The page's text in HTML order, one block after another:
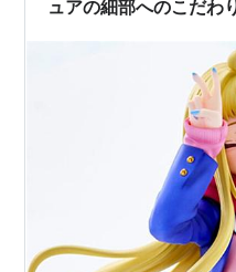
ュアの細部へのこだわ